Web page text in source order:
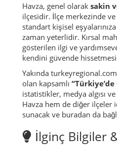
Havza, genel olarak sakin
ilçesidir. İlçe merkezinde
standart kişisel
zaman yeterlidir. Kırsal
gösterilen ilgi ve
kendini güvende
Yakında
olan kapsamlı
istatistikler, medya algısı
Havza hem de diğer ilçeler
sunacak ve buradan da
İlginç Bilgiler